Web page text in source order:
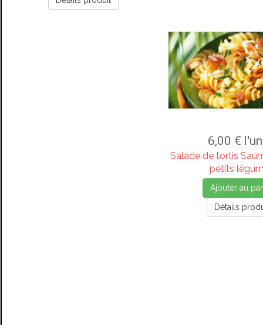
6,00 €
Salade de tortis
petits
Ajouter au
Détails